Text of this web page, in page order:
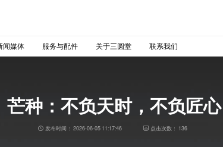
闻媒体 服务与配件 关于三圆堂 联系我们
芒种：不负天时，不负匠心
发布时间： 2026-06-05 11:17:46 点击次数： 136